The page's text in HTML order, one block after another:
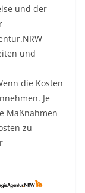
und der
und
die Kosten
Je
Maßnahmen
zu